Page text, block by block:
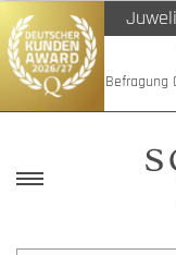
Befragung